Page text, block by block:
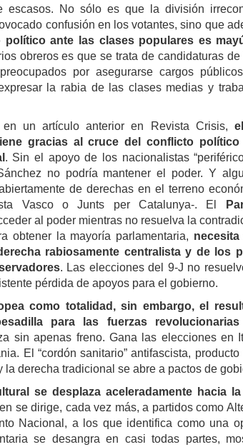
escasos. No sólo es que la división
confusión en los votantes, sino que
político ante las clases populares es
obreros es que se trata de candidaturas de
por asegurarse cargos
la rabia de las clases medias y
un artículo anterior en Revista Crisis,
gracias al cruce del conflicto
. Sin el apoyo de los nacionalistas
no podría mantener el poder. Y
de derechas en el terreno
Vasco o Junts per Catalunya-. El
al poder mientras no resuelva la
obtener la mayoría parlamentaria,
rabiosamente centralista y de los
. Las elecciones del 9-J no
pérdida de apoyos para el gobierno.
como totalidad, sin embargo, el
para las fuerzas
sin apenas freno. Gana las elecciones en
El “cordón sanitario” antifascista,
la derecha tradicional se abre a pactos de
se desplaza aceleradamente hacia
se dirige, cada vez más, a partidos como
Nacional, a los que identifica como una
se desangra en casi todas partes,